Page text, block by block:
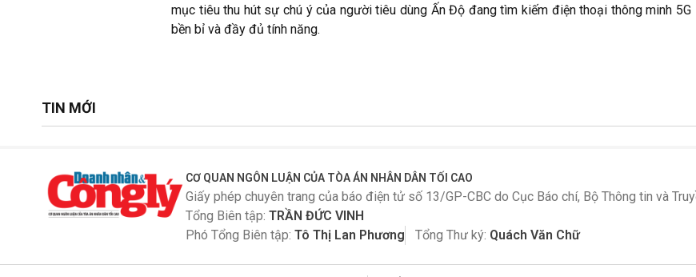
mục tiêu thu hút sự chú ý của người tiêu dùng Ấn Độ đang tìm kiếm điện thoại thông minh 5G
bền bỉ và đầy đủ tính năng.
TIN MỚI
CƠ QUAN NGÔN LUẬN CỦA TÒA ÁN NHÂN DÂN TỐI CAO
Giấy phép chuyên trang của báo điện tử số 13/GP-CBC do Cục Báo chí, Bộ Thông tin và
Tổng Biên tập: TRẦN ĐỨC VINH
Phó Tổng Biên tập: Tô Thị Lan Phương Tổng Thư ký: Quách Văn Chữ